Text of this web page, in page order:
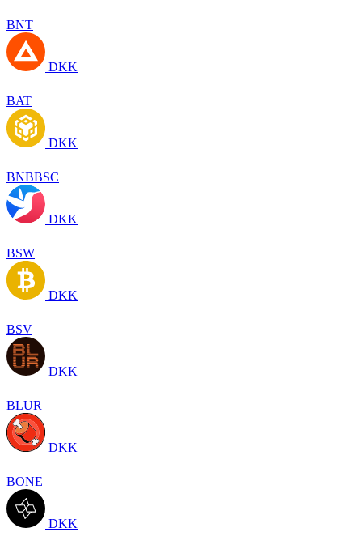
BNT
DKK
BAT
DKK
BNBBSC
DKK
BSW
DKK
BSV
DKK
BLUR
DKK
BONE
DKK